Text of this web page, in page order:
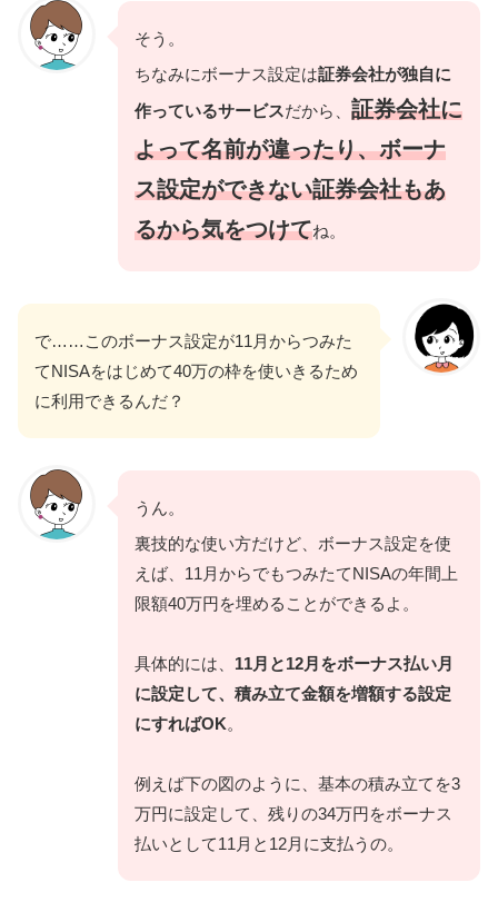
そう。
ちなみにボーナス設定は証券会社が独自に
作っているサービスだから、 証券会社に
よって名前が違ったり、ボーナ
ス設定ができない証券会社もあ
るから気をつけてね。
で……このボーナス設定が11月からつみた
てNISAをはじめて40万の枠を使いきるため
に利用できるんだ？
うん。
裏技的な使い方だけど、ボーナス設定を使
えば、11月からでもつみたてNISAの年間上
限額40万円を埋めることができるよ。
具体的には、 11月と12月をボーナス払い月
に設定して、積み立て金額を増額する設定
にすればOK。
例えば下の図のように、基本の積み立てを3
万円に設定して、残りの34万円をボーナス
払いとして11月と12月に支払うの。